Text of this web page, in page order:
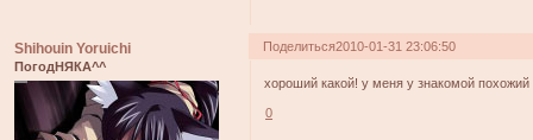
Поделиться2010-01-31 23:06:50
Shihouin Yoruichi
ПогодНЯКА^^
хороший какой! у меня у знакомой
0